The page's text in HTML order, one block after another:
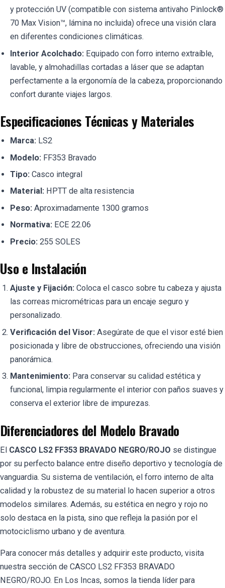
y protección UV (compatible con sistema antivaho Pinlock®
70 Max Vision™, lámina no incluida) ofrece una visión clara
en diferentes condiciones climáticas.
Interior Acolchado: Equipado con forro interno extraíble,
lavable, y almohadillas cortadas a láser que se adaptan
perfectamente a la ergonomía de la cabeza, proporcionando
confort durante viajes largos.
Especificaciones Técnicas y Materiales
Marca: LS2
Modelo: FF353 Bravado
Tipo: Casco integral
Material: HPTT de alta resistencia
Peso: Aproximadamente 1300 gramos
Normativa: ECE 22.06
Precio: 255 SOLES
Uso e Instalación
Ajuste y Fijación: Coloca el casco sobre tu cabeza y ajusta
las correas micrométricas para un encaje seguro y
personalizado.
Verificación del Visor: Asegúrate de que el visor esté bien
posicionada y libre de obstrucciones, ofreciendo una visión
panorámica.
Mantenimiento: Para conservar su calidad estética y
funcional, limpia regularmente el interior con paños suaves y
conserva el exterior libre de impurezas.
Diferenciadores del Modelo Bravado
El CASCO LS2 FF353 BRAVADO NEGRO/ROJO se distingue
por su perfecto balance entre diseño deportivo y tecnología de
vanguardia. Su sistema de ventilación, el forro interno de alta
calidad y la robustez de su material lo hacen superior a otros
modelos similares. Además, su estética en negro y rojo no
solo destaca en la pista, sino que refleja la pasión por el
motociclismo urbano y de aventura.
Para conocer más detalles y adquirir este producto, visita
nuestra sección de CASCO LS2 FF353 BRAVADO
NEGRO/ROJO. En Los Incas, somos la tienda líder para